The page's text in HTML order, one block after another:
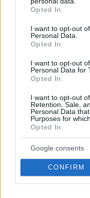
grant or deny consent
use your data for
consent section.
Opted In
I want to opt-out
Personal Data.
Opted In
I want to opt-out
Personal Data for
Opted In
I want to opt-out
Retention, Sale,
Personal Data
Purposes for
Opted In
Google consents
CONFIRM
σχέδιο του Τραμπ
στρατό μέχρι να
Φωτιά στο Κορωπί,
βίντεο
πριν 38 λεπτά
χωριά του
πριν 41 λεπτά
Απαγόρευση
Χαλκιδικής λόγω
πυρκαγιάς
πριν 43 λεπτά
Τα σνακ που
ημέρα αρκούν
πριν μία ώρα